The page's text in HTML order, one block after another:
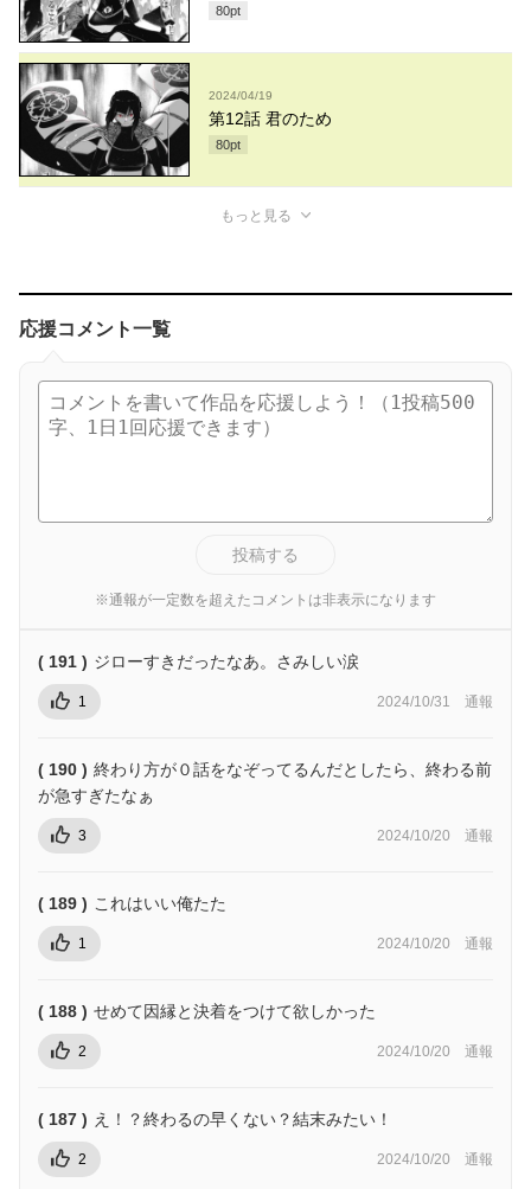
80pt
2024/04/19
第12話 君のため
80pt
もっと見る
応援コメント一覧
投稿する
※通報が一定数を超えたコメントは非表示になります
( 191 ) ジローすきだったなあ。さみしい涙
1 2024/10/31 通報
( 190 ) 終わり方が０話をなぞってるんだとしたら、終わる前
が急すぎたなぁ
3 2024/10/20 通報
( 189 ) これはいい俺たた
1 2024/10/20 通報
( 188 ) せめて因縁と決着をつけて欲しかった
2 2024/10/20 通報
( 187 ) え！？終わるの早くない？結末みたい！
2 2024/10/20 通報